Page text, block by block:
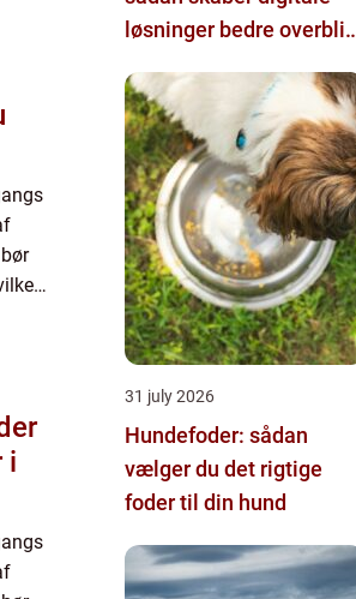
i
løsninger bedre overblik
31 july 2026
Hundefoder: sådan
vælger du det rigtige
foder til din hund